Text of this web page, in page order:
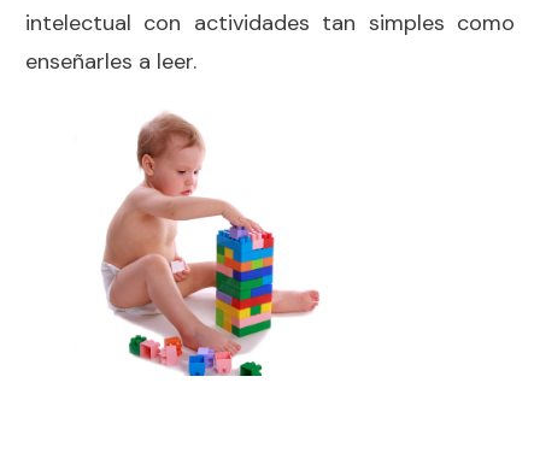
intelectual con actividades tan simples como
enseñarles a leer.